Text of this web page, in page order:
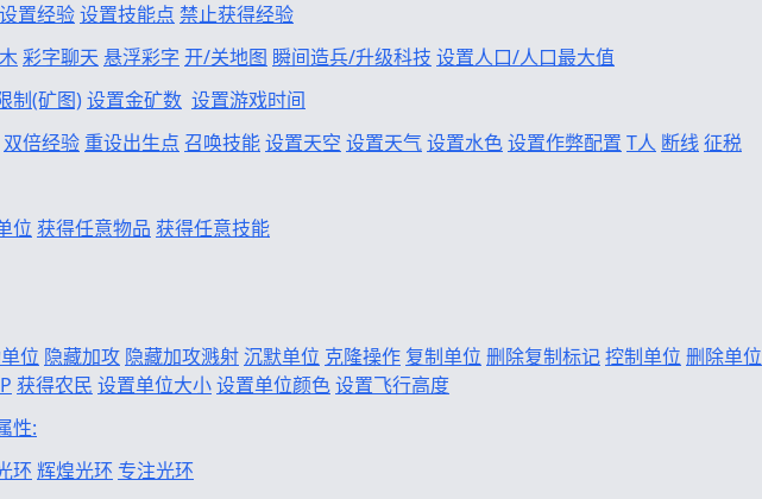
设置经验设置技能点 禁止获得经验
彩字聊天 悬浮彩字 开/关地图 瞬间造兵/升级科技 设置人口/人口最大值
制(矿图)设置金矿数 设置游戏时间
双倍经验 重设出生点 召唤技能设置天空 设置天气设置水色设置作弊配置 T人 断线征税
位 获得任意物品 获得任意技能
位 隐藏加攻 隐藏加攻溅射沉默单位 克隆操作 复制单位 删除复制标记控制单位 删除单位
获得农民 设置单位大小设置单位颜色设置飞行高度
性:
环 辉煌光环 专注光环